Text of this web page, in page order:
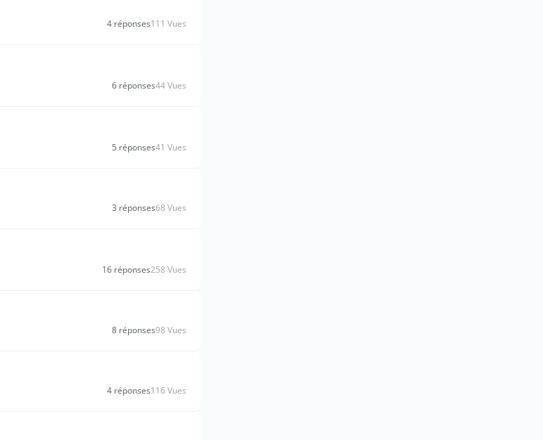
4 réponses111 Vues
6 réponses44 Vues
5 réponses41 Vues
3 réponses68 Vues
16 réponses258 Vues
8 réponses98 Vues
4 réponses116 Vues